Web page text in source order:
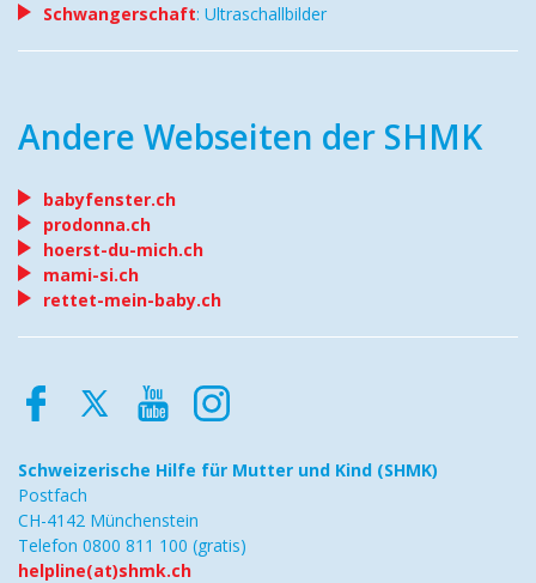
Schwangerschaft: Ultraschallbilder
Andere Webseiten der SHMK
babyfenster.ch
prodonna.ch
hoerst-du-mich.ch
mami-si.ch
rettet-mein-baby.ch
Schweizerische Hilfe für Mutter und Kind (SHMK)
Postfach
CH-4142 Münchenstein
Telefon 0800 811 100 (gratis)
helpline(at)shmk.ch